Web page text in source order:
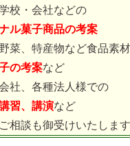
校・会社などの
ル菓子商品の考案
菜、特産物など食品素
の考案など
社、各種法人様での
習、講演など
相談も御受けいたします